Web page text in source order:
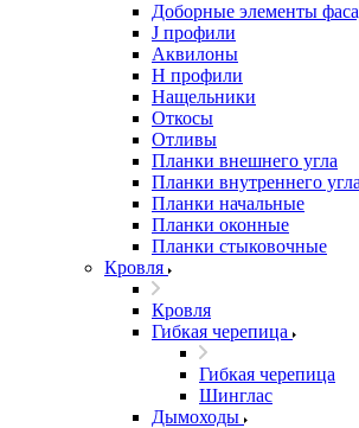
Доборные элементы
J профили
Аквилоны
Н профили
Нащельники
Откосы
Отливы
Планки внешнего угла
Планки внутреннего угла
Планки начальные
Планки оконные
Планки стыковочные
Кровля
Кровля
Гибкая черепица
Гибкая черепица
Шинглас
Дымоходы